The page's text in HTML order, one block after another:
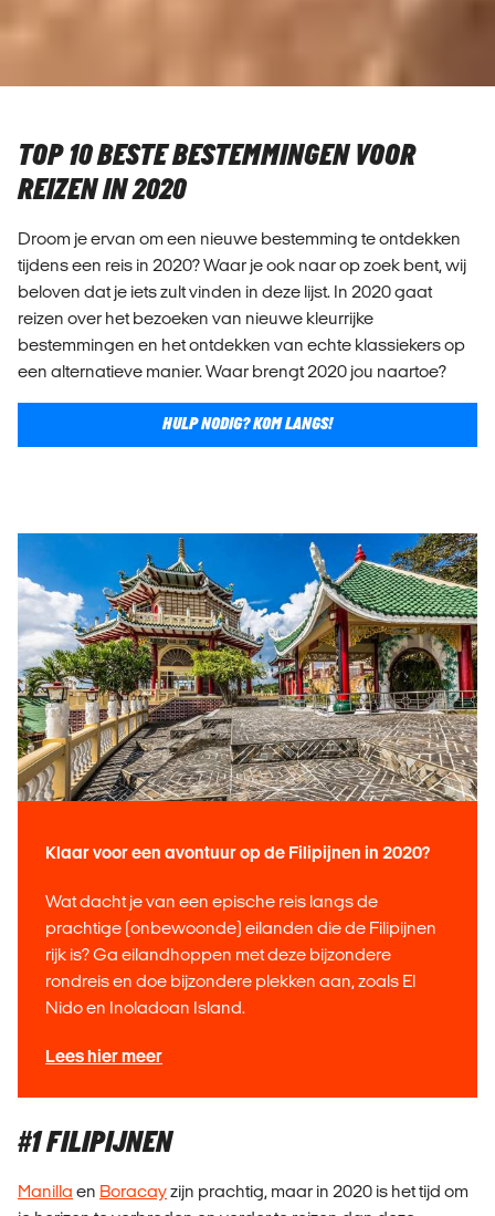
TOP 10 BESTE BESTEMMINGEN VOOR
REIZEN IN 2020
Droom je ervan om een nieuwe bestemming te ontdekken
tijdens een reis in 2020? Waar je ook naar op zoek bent, wij
beloven dat je iets zult vinden in deze lijst. In 2020 gaat
reizen over het bezoeken van nieuwe kleurrijke
bestemmingen en het ontdekken van echte klassiekers op
een alternatieve manier. Waar brengt 2020 jou naartoe?
HULP NODIG? KOM LANGS!
Klaar voor een avontuur op de Filipijnen in 2020?
Wat dacht je van een epische reis langs de
prachtige (onbewoonde) eilanden die de Filipijnen
rijk is? Ga eilandhoppen met deze bijzondere
rondreis en doe bijzondere plekken aan, zoals El
Nido en Inoladoan Island.
Lees hier meer
#1 FILIPIJNEN
Manilla en Boracayzijn prachtig, maar in 2020 is het tijd om